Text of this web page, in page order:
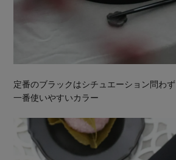
定番のブラックはシチュエーション問わず
一番使いやすいカラー